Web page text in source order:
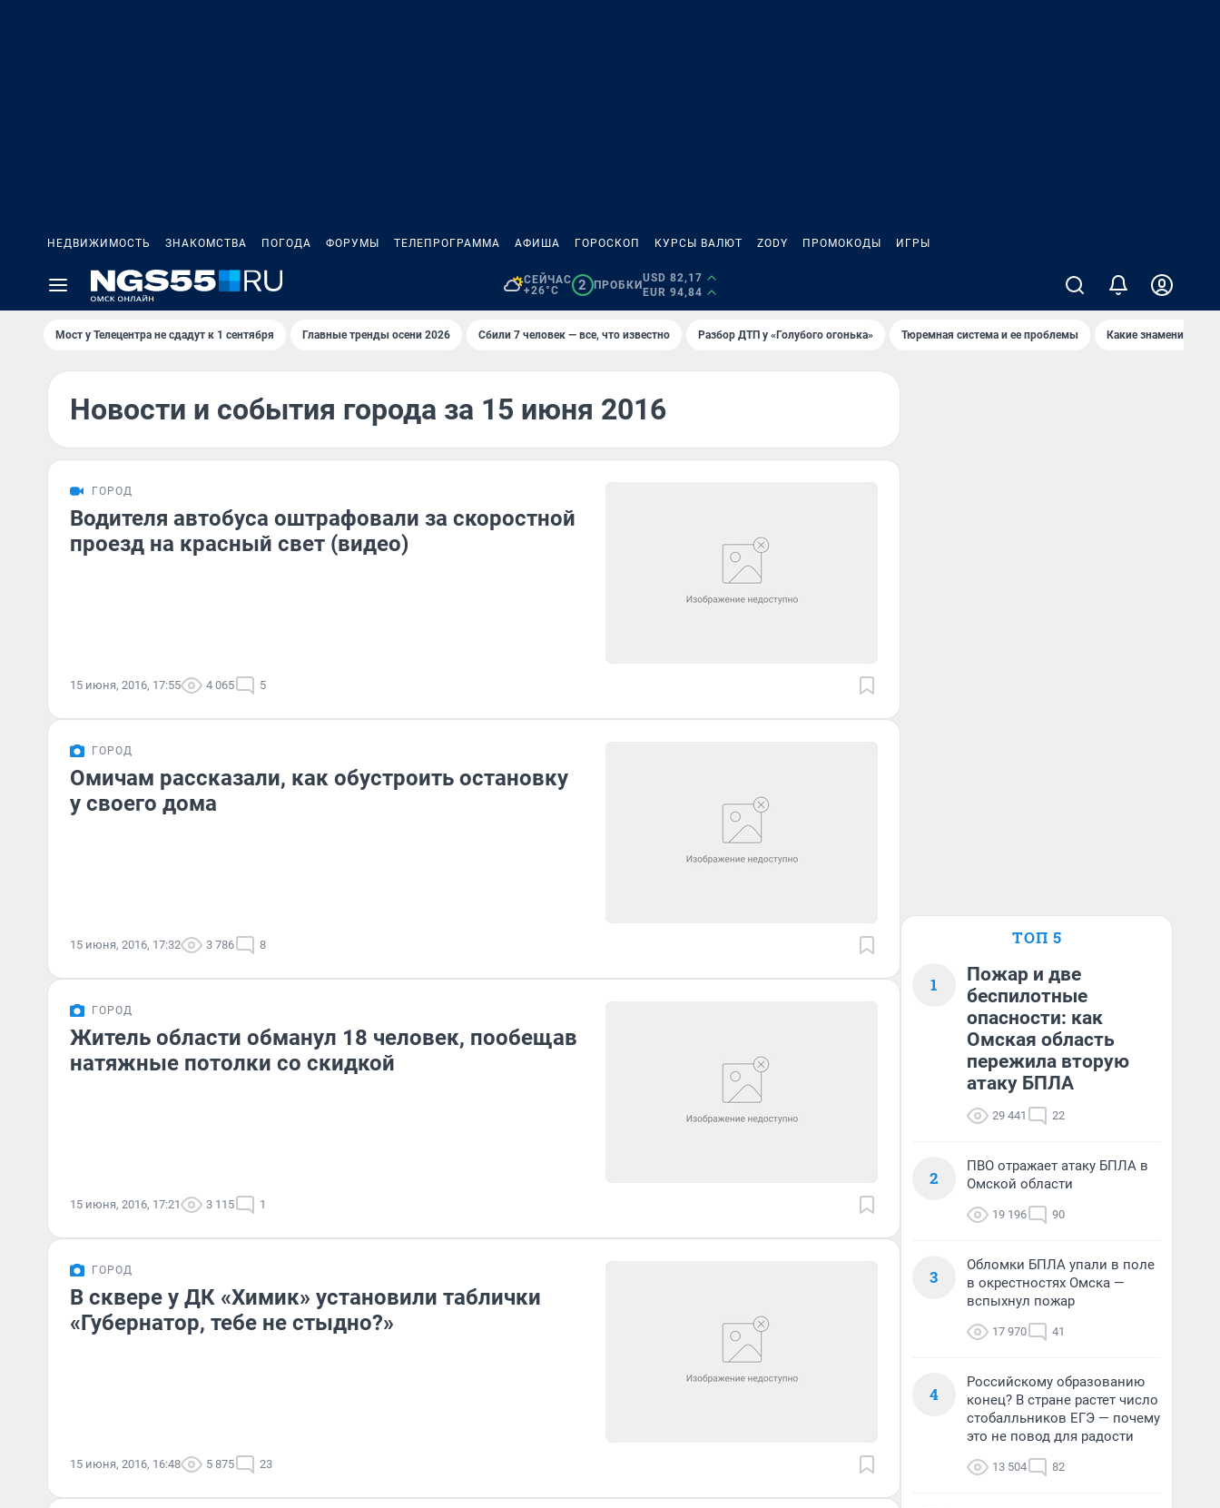
НЕДВИЖИМОСТЬ ЗНАКОМСТВА ПОГОДА ФОРУМЫ ТЕЛЕПРОГРАММА АФИША ГОРОСКОП КУРСЫ ВАЛЮТ ZODY ПРОМОКОДЫ ИГРЫ
СЕЙЧАС
+26°C
2 ПРОБКИ
USD 82,17
EUR 94,84
Мост у Телецентра не сдадут к 1 сентября Главные тренды осени 2026 Сбили 7 человек — все, что известно Разбор ДТП у «Голубого огонька» Тюремная система и ее проблемы Какие знаменитости
Новости и события города за 15 июня 2016
ГОРОД
Водителя автобуса оштрафовали за скоростной
проезд на красный свет (видео)
15 июня, 2016, 17:55 4 065 5
ГОРОД
Омичам рассказали, как обустроить остановку
у своего дома
15 июня, 2016, 17:32 3 786 8
ГОРОД
Житель области обманул 18 человек, пообещав
натяжные потолки со скидкой
15 июня, 2016, 17:21 3 115 1
ГОРОД
В сквере у ДК «Химик» установили таблички
«Губернатор, тебе не стыдно?»
15 июня, 2016, 16:48 5 875 23
ТОП 5
1
Пожар и две
беспилотные
опасности: как
Омская область
пережила вторую
атаку БПЛА
29 441 22
2
ПВО отражает атаку БПЛА в
Омской области
19 196 90
3
Обломки БПЛА упали в поле
в окрестностях Омска —
вспыхнул пожар
17 970 41
4
Российскому образованию
конец? В стране растет число
стобалльников ЕГЭ — почему
это не повод для радости
13 504 82